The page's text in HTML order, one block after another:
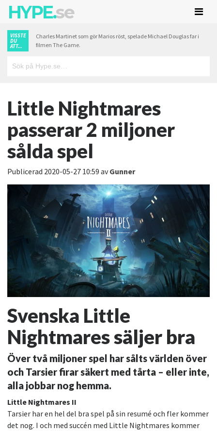
HYPE.se
VISSTE
DU
ATT...
Charles Martinet som gör Marios röst, spelade Michael Douglas far i
filmen The Game.
Little Nightmares
passerar 2 miljoner
sålda spel
Publicerad 2020-05-27 10:59 avGunner
Svenska Little
Nightmares säljer bra
Över två miljoner spel har sålts världen över
och Tarsier firar säkert med tårta – eller inte,
alla jobbar nog hemma.
Little Nightmares II
Tarsier har en hel del bra spel på sin resumé och fler kommer
det nog. I och med succén med Little Nightmares kommer